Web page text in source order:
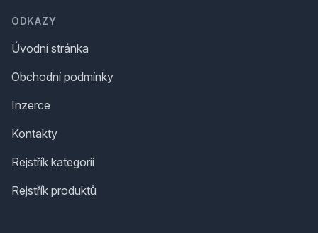
ODKAZY
Úvodní stránka
Obchodní podmínky
Inzerce
Kontakty
Rejstřík kategorií
Rejstřík produktů